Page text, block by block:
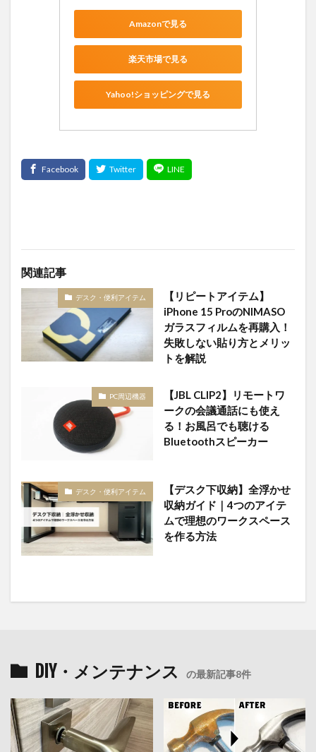
Amazonで見る
楽天市場で見る
Yahoo!ショッピングで見る
関連記事
デスク・便利アイテム
【リピートアイテム】
iPhone 15 ProのNIMASO
ガラスフィルムを再購入！
失敗しない貼り方とメリッ
トを解説
PC周辺機器
【JBL CLIP2】リモートワ
ークの会議通話にも使え
る！お風呂でも聴ける
Bluetoothスピーカー
デスク・便利アイテム
【デスク下収納】全浮かせ
収納ガイド｜4つのアイテ
ムで理想のワークスペース
を作る方法
DIY・メンテナンス の最新記事8件